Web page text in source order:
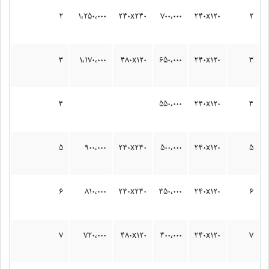
تاریخچه
درباره ما
۲ ۲۴۰x۱۲۰ ۷۰۰،۰۰۰ ۲۴۰x۲۴۰ ۱،۲۵۰،۰۰۰ ۲
۳ ۲۴۰x۱۲۰ ۶۵۰،۰۰۰ ۴۸۰x۱۲۰ ۱،۱۷۰،۰۰۰ ۳
۴ ۲۴۰x۱۲۰ ۵۵۰،۰۰۰ ۴
۵ ۲۴۰x۱۲۰ ۵۰۰،۰۰۰ ۲۴۰x۲۴۰ ۹۰۰،۰۰۰ ۵
۶ ۲۴۰x۱۲۰ ۴۵۰،۰۰۰ ۲۴۰x۲۴۰ ۸۱۰،۰۰۰ ۶
۷ ۲۴۰x۱۲۰ ۴۰۰،۰۰۰ ۴۸۰x۱۲۰ ۷۲۰،۰۰۰ ۷